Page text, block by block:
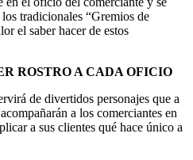
tradicionales “Gremios de
el saber hacer de estos
ROSTRO A CADA OFICIO
de divertidos personajes que a
a los comerciantes en
a sus clientes qué hace único a